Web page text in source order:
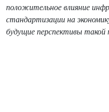
положительное влияние
стандартизации на
будущие перспективы такой